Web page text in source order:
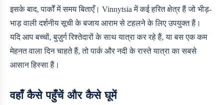
इसके बाद, पार्कों में समय बिताएँ। Vinnytsia में कई हरित क्षेत्र हैं जो भीड़-
भाड़ वाली दर्शनीय सूची के बजाय आराम से टहलने के लिए उपयुक्त हैं।
यदि आप बच्चों, बुज़ुर्ग रिश्तेदारों के साथ यात्रा कर रहे हैं, या बस एक कम
मेहनत वाला दिन चाहते हैं, तो पार्क और नदी के रास्ते यात्रा का सबसे
आसान हिस्सा हैं।
वहाँ कैसे पहुँचें और कैसे घूमें